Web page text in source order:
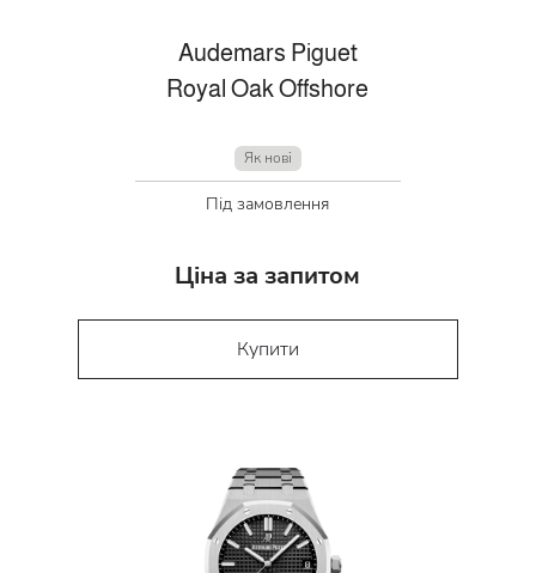
Audemars Piguet
Royal Oak Offshore
Як нові
Під замовлення
Ціна за запитом
Купити